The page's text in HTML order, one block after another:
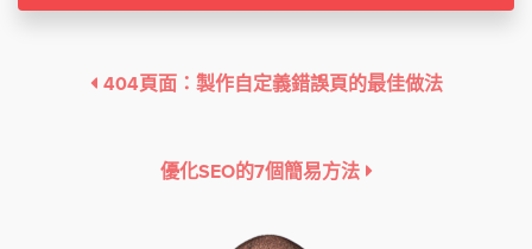
404頁面：製作自定義錯誤頁的最佳做法
優化SEO的7個簡易方法